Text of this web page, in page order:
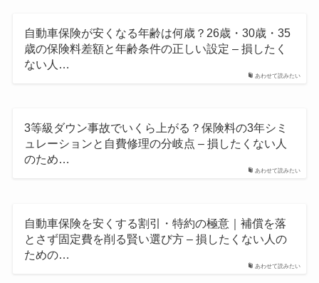
あわせて読みたい
自動車保険が安くなる年齢は何歳？26歳・30歳・35
歳の保険料差額と年齢条件の正しい設定 – 損したく
ない人…
あわせて読みたい
3等級ダウン事故でいくら上がる？保険料の3年シミ
ュレーションと自費修理の分岐点 – 損したくない人
のため…
あわせて読みたい
自動車保険を安くする割引・特約の極意｜補償を落
とさず固定費を削る賢い選び方 – 損したくない人の
ための…